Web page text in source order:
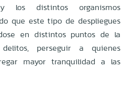
distintos organismos
que este tipo de despliegues
en distintos puntos de la
perseguir a quienes
mayor tranquilidad a las